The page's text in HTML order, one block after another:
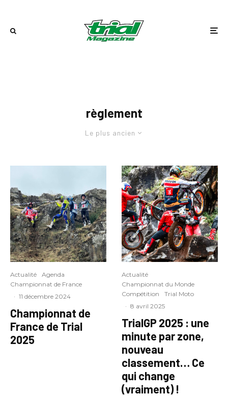
règlement
Le plus ancien
Actualité
Agenda
Championnat de France
· 11 décembre 2024
Championnat de
France de Trial
2025
Actualité
Championnat du Monde
Compétition
Trial Moto
· 8 avril 2025
TrialGP 2025 : une
minute par zone,
nouveau
classement… Ce
qui change
(vraiment) !